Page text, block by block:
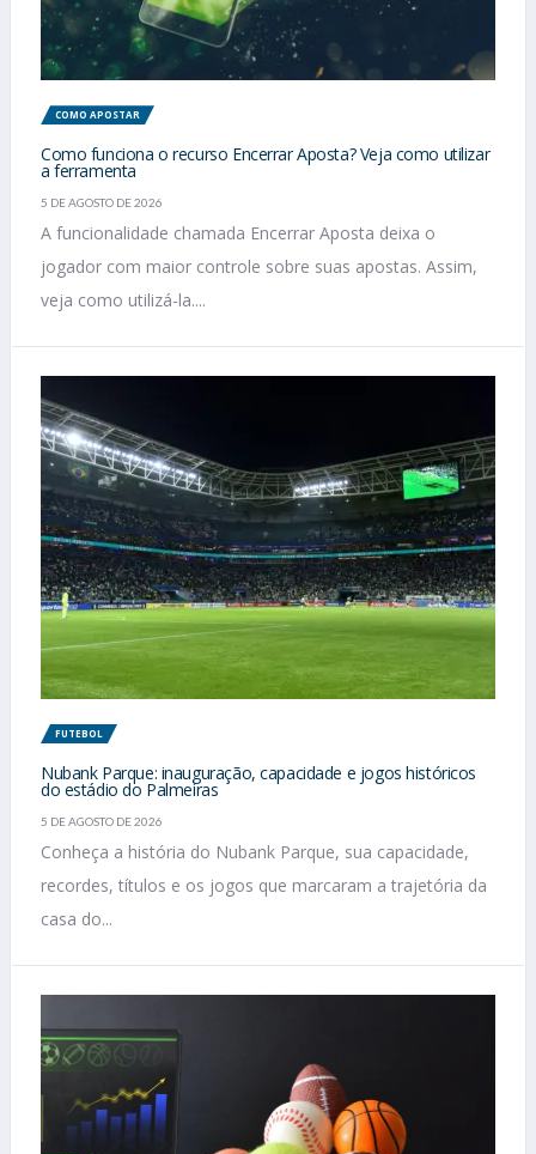
COMO APOSTAR
Como funciona o recurso Encerrar Aposta? Veja como utilizar
a ferramenta
5 DE AGOSTO DE 2026
A funcionalidade chamada Encerrar Aposta deixa o
jogador com maior controle sobre suas apostas. Assim,
veja como utilizá-la....
FUTEBOL
Nubank Parque: inauguração, capacidade e jogos históricos
do estádio do Palmeiras
5 DE AGOSTO DE 2026
Conheça a história do Nubank Parque, sua capacidade,
recordes, títulos e os jogos que marcaram a trajetória da
casa do...